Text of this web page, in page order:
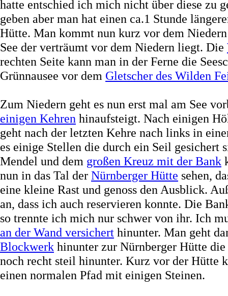
hatte entschied ich mich nicht über diese zu
geben aber man hat einen ca.1 Stunde
Hütte. Man kommt nun kurz vor dem
See der verträumt vor dem Niedern liegt. Die
rechten Seite kann man in der Ferne die
Grünnausee vor dem Gletscher des Wilden
Zum Niedern geht es nun erst mal am See
einigen Kehren hinaufsteigt. Nach einigen
geht nach der letzten Kehre nach links in
es einige Stellen die durch ein Seil gesichert
Mendel und dem großen Kreuz mit der Bank
nun in das Tal der Nürnberger Hütte sehen,
eine kleine Rast und genoss den Ausblick.
an, dass ich auch reservieren konnte. Die
so trennte ich mich nur schwer von ihr. Ich
an der Wand versichert hinunter. Man geht
Blockwerk hinunter zur Nürnberger Hütte
noch recht steil hinunter. Kurz vor der Hütte
einen normalen Pfad mit einigen Steinen.